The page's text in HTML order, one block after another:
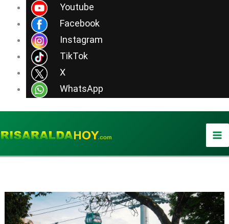
Youtube
Facebook
Instagram
TikTok
X
WhatsApp
contenido